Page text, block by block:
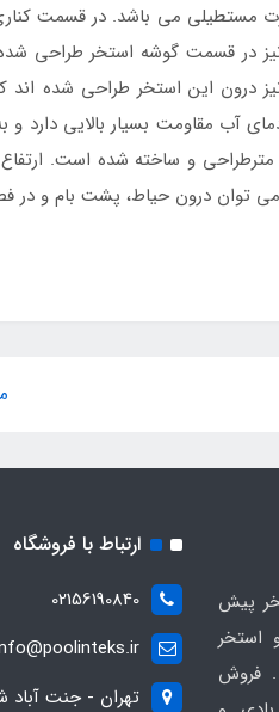
مستطیلی می باشد. در قسمت
نیز در قسمت گوشه استخر طراحی
درون این استخر طراحی شده اند
آب مقاومت بسیار بالایی دارد و
این محصول در ابعادی از جمله طول: 257 سانتی متر، عرض: 2.16 سانتی متر و ارتفاع: 84 سانتی
می توان درون حیاط، پشت بام و
پیش
فروش
ارتباط با فروشگاه
02156190840
تهران - جنت آباد